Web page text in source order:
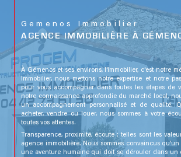
Gemenos Immobilier
AGENCE IMMOBILIÈRE À
À Gémenos et ses environs, l'immobilier, c'est notre
Immobilier, nous mettons notre expertise et notre
pour vous accompagner dans toutes les étapes de
notre connaissance approfondie du marché local,
un accompagnement personnalisé et de qualité.
acheter, vendre ou louer, nous sommes à votre
toutes vos attentes.
Transparence, proximité, écoute : telles sont les
agence immobilière. Nous sommes convaincus
une aventure humaine qui doit se dérouler dans un